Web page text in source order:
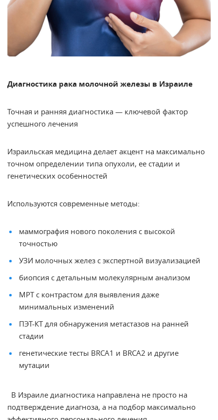
Диагностика рака молочной железы в Израиле
Точная и ранняя диагностика — ключевой фактор
успешного лечения
Израильская медицина делает акцент на максимально
точном определении типа опухоли, ее стадии и
генетических особенностей
Используются современные методы:
маммография нового поколения с высокой
точностью
УЗИ молочных желез с экспертной визуализацией
биопсия с детальным молекулярным анализом
МРТ с контрастом для выявления даже
минимальных изменений
ПЭТ-КТ для обнаружения метастазов на ранней
стадии
генетические тесты BRCA1 и BRCA2 и другие
мутации
В Израиле диагностика направлена не просто на
подтверждение диагноза, а на подбор максимально